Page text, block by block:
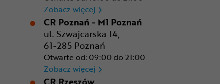
Zobacz więcej CR Kraków - Solvay Park
CR Poznań - M1 Poznań
ul. Szwajcarska 14,
61-285 Poznań
Otwarte od: 09:00 do 21:00
Zobacz więcej CR Poznań - M1 Poznań